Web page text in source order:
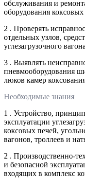
обслуживания и
оборудования коксовых
2 . Проверять
отдельных узлов,
углезагрузочного вагона
3 . Выявлять
пневмооборудования
люков камер
Необходимые знания
1 . Устройство,
эксплуатации
коксовых печей,
вагонов, троллеев и
2 . Производственно-
и безопасной
входящих в комплекс